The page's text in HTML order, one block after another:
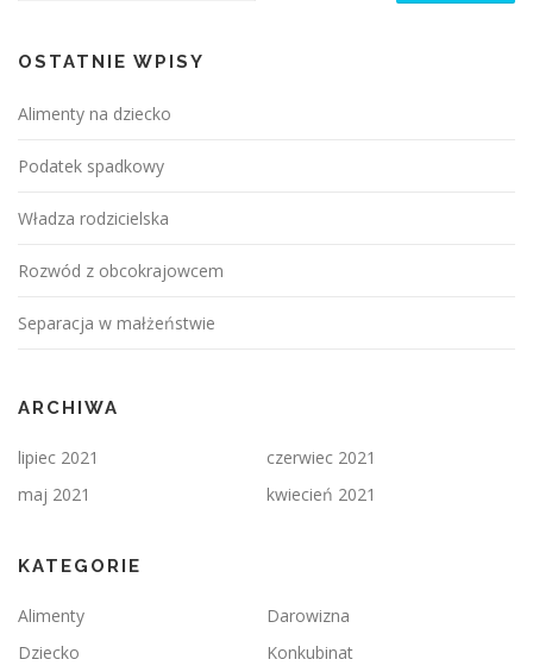
OSTATNIE WPISY
Alimenty na dziecko
Podatek spadkowy
Władza rodzicielska
Rozwód z obcokrajowcem
Separacja w małżeństwie
ARCHIWA
lipiec 2021
czerwiec 2021
maj 2021
kwiecień 2021
KATEGORIE
Alimenty
Darowizna
Dziecko
Konkubinat